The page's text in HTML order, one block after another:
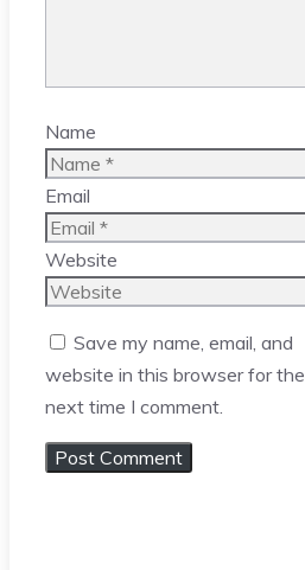
Name
Email
Website
Save my name, email, and
website in this browser for the
next time I comment.